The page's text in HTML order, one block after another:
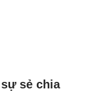
sẻ chia